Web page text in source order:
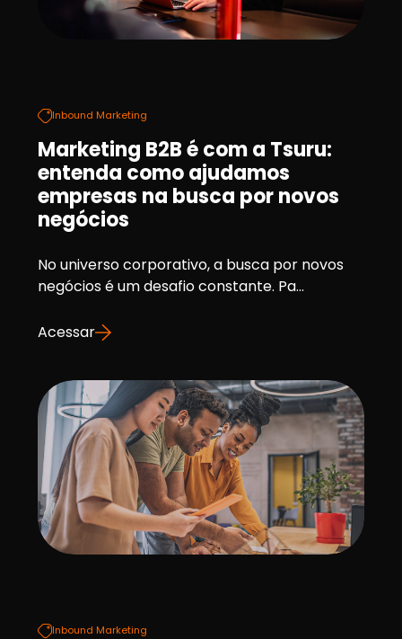
Inbound Marketing
Marketing B2B é com a Tsuru:
entenda como ajudamos
empresas na busca por novos
negócios
No universo corporativo, a busca por novos
negócios é um desafio constante. Pa...
Acessar
Inbound Marketing